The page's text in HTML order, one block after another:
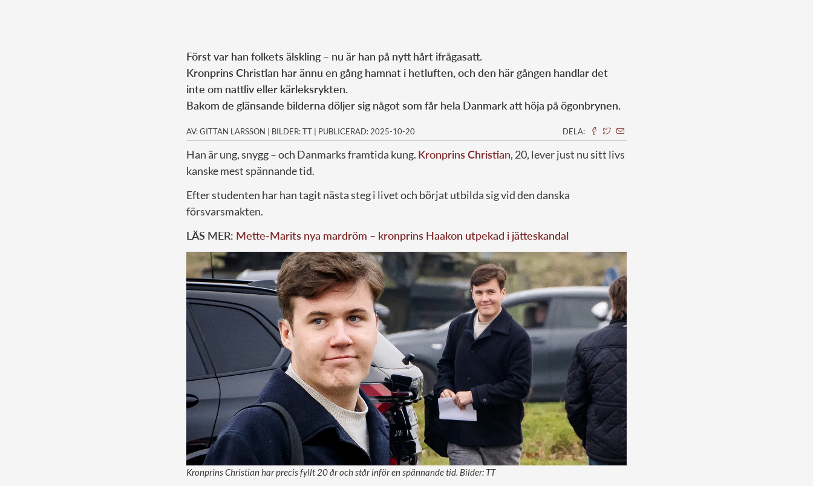
Först var han folkets älskling – nu är han på nytt hårt ifrågasatt.
Kronprins Christian har ännu en gång hamnat i hetluften, och den här gången handlar det
inte om nattliv eller kärleksrykten.
Bakom de glänsande bilderna döljer sig något som får hela Danmark att höja på ögonbrynen.
AV: GITTAN LARSSON | BILDER: TT | PUBLICERAD: 2025-10-20 DELA:
Han är ung, snygg – och Danmarks framtida kung. Kronprins Christian, 20, lever just nu sitt livs
kanske mest spännande tid.
Efter studenten har han tagit nästa steg i livet och börjat utbilda sig vid den danska
försvarsmakten.
LÄS MER: Mette-Marits nya mardröm – kronprins Haakon utpekad i jätteskandal
Kronprins Christian har precis fyllt 20 år och står inför en spännande tid. Bilder: TT